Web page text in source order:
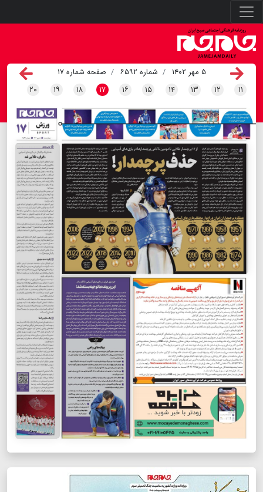
۵ مهر ۱۴۰۲ شماره ۶۵۹۲
صفحه شماره ۱۷
۱۱ ۱۲ ۱۳ ۱۴ ۱۵ ۱۶ ۱۷ ۱۸ ۱۹ ۲۰